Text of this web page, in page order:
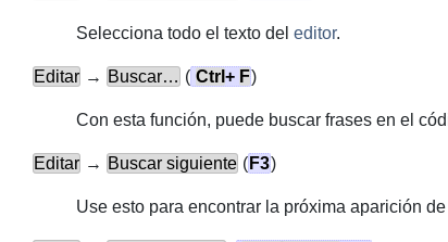
Selecciona todo el texto del editor.
Editar → Buscar… ( Ctrl + F)
Con esta función, puede buscar frases en el
Editar → Buscar siguiente ( F3)
Use esto para encontrar la próxima aparición